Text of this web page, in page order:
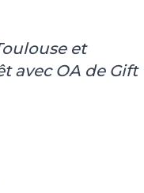
et
avec OA de Gift